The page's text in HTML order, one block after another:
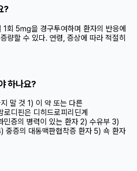
?
1회 5㎎을 경구투여하며 환자의 반응에
량할 수 있다. 연령, 증상에 따라 적절히
하나요?
말 것 1) 이 약 또는 다른
디핀은 디히드로피리딘계
민증의 병력이 있는 환자 2) 수유부 3)
중증의 대동맥판협착증 환자 5) 쇽 환자